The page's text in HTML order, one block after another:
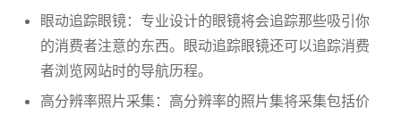
眼动追踪眼镜：专业设计的眼镜将会追踪那些吸引你
的消费者注意的东西。眼动追踪眼镜还可以追踪消费
者浏览网站时的导航历程。
高分辨率照片采集：高分辨率的照片集将采集包括价